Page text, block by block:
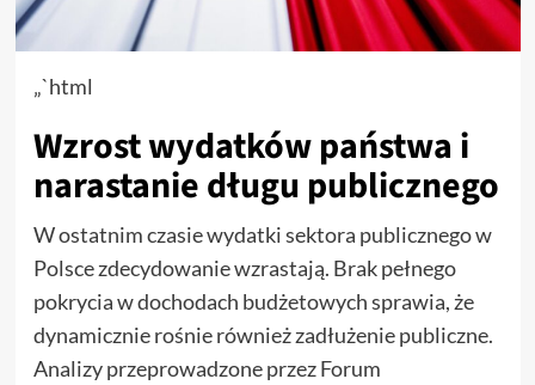
„`html
Wzrost wydatków państwa i
narastanie długu publicznego
W ostatnim czasie wydatki sektora publicznego w
Polsce zdecydowanie wzrastają. Brak pełnego
pokrycia w dochodach budżetowych sprawia, że
dynamicznie rośnie również zadłużenie publiczne.
Analizy przeprowadzone przez Forum